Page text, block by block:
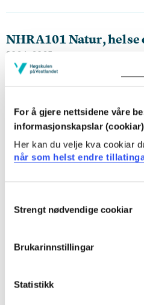
For å gjere nettsidene våre
informasjonskapslar (cookiar)
Her kan du velje kva cookiar
når som helst endre
Selection
Strengt nødvendige cookiar
Brukarinnstillingar
Statistikk
NHRA101 Natur, helse
2024-2025
NHRA101 Natur,
2023-2024
NHRA101 Natur, helse